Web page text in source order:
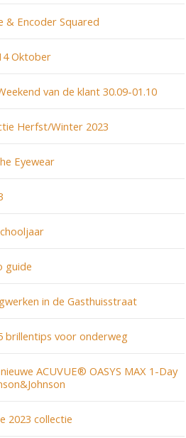
& Encoder Squared
Oktober
van de klant 30.09-01.10
Herfst/Winter 2023
Eyewear
guide
in de Gasthuisstraat
brillentips voor onderweg
ACUVUE® OASYS MAX 1-Day
2023 collectie